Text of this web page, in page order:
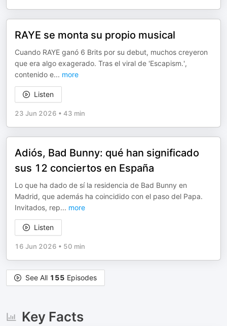
RAYE se monta su propio musical
Cuando RAYE ganó 6 Brits por su debut, muchos creyeron
que era algo exagerado. Tras el viral de 'Escapism.',
contenido e... more
Listen
23 Jun 2026 • 43 min
Adiós, Bad Bunny: qué han significado
sus 12 conciertos en España
Lo que ha dado de sí la residencia de Bad Bunny en
Madrid, que además ha coincidido con el paso del Papa.
Invitados, rep... more
Listen
16 Jun 2026 • 50 min
See All 155 Episodes
Key Facts